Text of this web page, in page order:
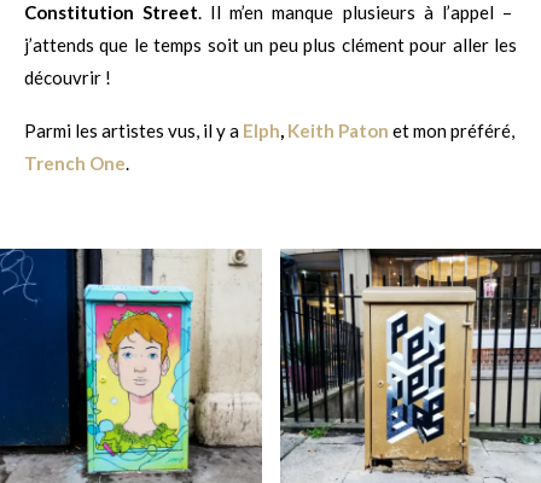
Constitution Street. Il m’en manque plusieurs à l’appel –
j’attends que le temps soit un peu plus clément pour aller les
découvrir !
Parmi les artistes vus, il y a Elph, Keith Paton et mon préféré,
Trench One.